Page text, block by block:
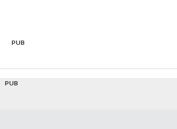
PUB
PUB